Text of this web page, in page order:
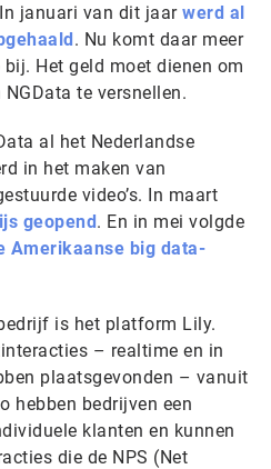
januari van dit jaar werd al
. Nu komt daar meer
Het geld moet dienen om
te versnellen.
al het Nederlandse
in het maken van
video’s. In maart
geopend. En in mei volgde
Amerikaanse big data-
is het platform Lily.
– realtime en in
plaatsgevonden – vanuit
hebben bedrijven een
klanten en kunnen
die de NPS (Net